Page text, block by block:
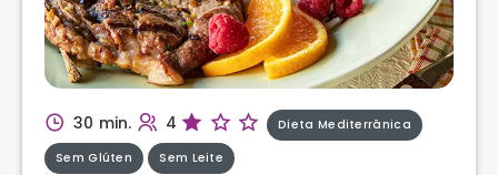
30 min. 4 Dieta Mediterrânica
Sem Glúten Sem Leite